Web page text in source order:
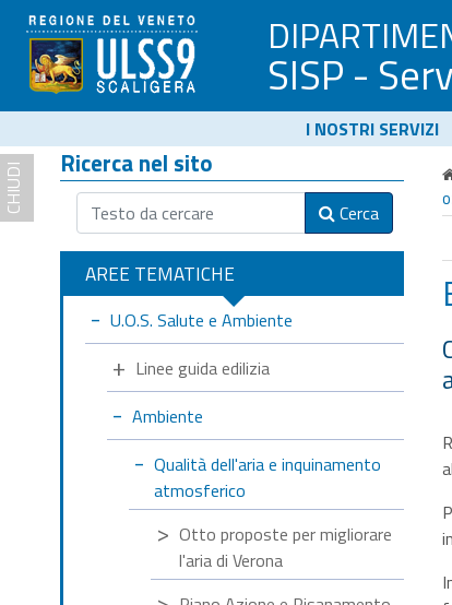
SISP -
I NOSTRI SERVIZI
CHIUDI Ricerca nel sito
Cerca
AREE TEMATICHE
U.O.S. Salute e Ambiente
Linee guida edilizia
Ambiente
Qualità dell'aria e inquinamento
atmosferico
Otto proposte per migliorare
l'aria di Verona